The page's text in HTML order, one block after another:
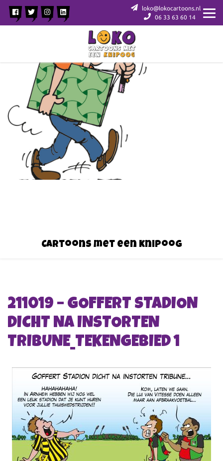
loko@lokocartoons.nl
06 33 63 60 14
Cartoons met een knipoog
211019 – GOFFERT STADION
DICHT NA INSTORTEN
TRIBUNE_TEKENGEBIED 1